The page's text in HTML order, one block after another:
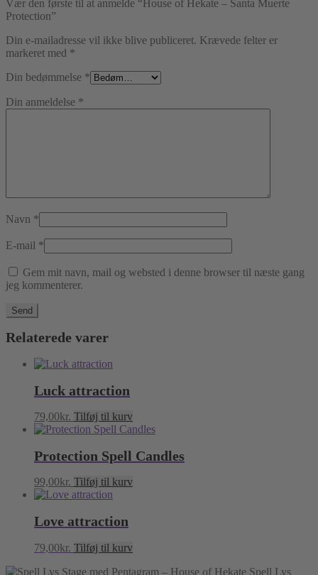
Vær den første til at anmelde “House of Hekate – Santa Muerte
Protection”
Din e-mailadresse vil ikke blive publiceret. Krævede felter er
markeret med *
Din bedømmelse *
Din anmeldelse *
Navn *
E-mail *
Gem mit navn, mail og websted i denne browser til næste gang
jeg kommenterer.
Relaterede varer
Luck attraction
79,00kr. Tilføj til kurv
Protection Spell Candles
99,00kr. Tilføj til kurv
Love attraction
79,00kr. Tilføj til kurv
Spell Lys